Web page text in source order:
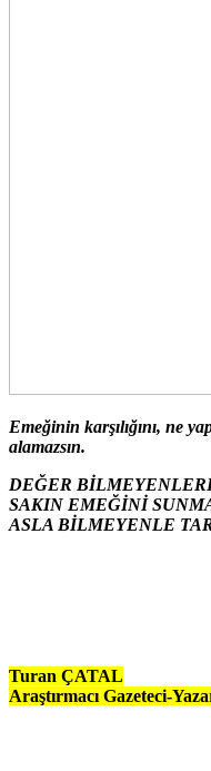
Emeğinin karşılığını, ne
alamazsın.
DEĞER
SAKIN EMEĞİNİ
ASLA BİLMEYENLE
Turan ÇATAL
Araştırmacı Gazeteci-